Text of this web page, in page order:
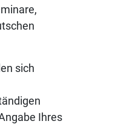
sich
Ihres